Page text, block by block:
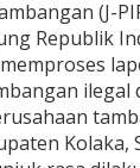
u
g
a
n
P
e
(J-
Republik
ilegal
Kolaka,